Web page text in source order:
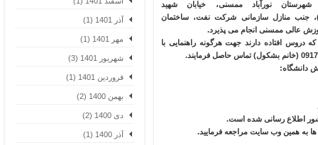
آذر 1401 (1)
مهر 1401 (1)
شهریور 1401 (3)
فروردین 1401 (1)
بهمن 1400 (2)
دی 1400 (2)
آذر 1400 (1)
نورآباد ممسنی، خیابان شهید
جنب منازل سازمانی شرکت نفت، ساختمان
عالی ممسنی انجام می پذیرد.
دروس افتاده دارند جهت هرگونه راهنمایی با
اطلاع رسانی شده است.
همین وب سایت مراجعه فرمایید.